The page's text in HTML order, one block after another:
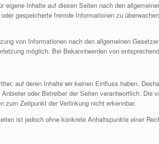
Inhalte auf diesen Seiten nach den
gespeicherte fremde Informationen zu
von Informationen nach den allgemeinen
möglich. Bei Bekanntwerden von
auf deren Inhalte wir keinen Einfluss haben.
oder Betreiber der Seiten verantwortlich. Die
zum Zeitpunkt der Verlinkung nicht erkennbar.
ist jedoch ohne konkrete Anhaltspunkte einer